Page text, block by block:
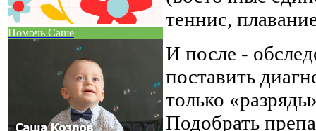
Помочь Саше
теннис,
И после -
поставить
только
Подобрать